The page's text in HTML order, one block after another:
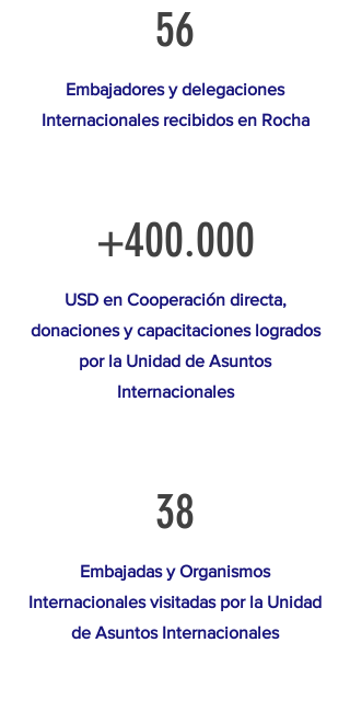
56
Embajadores y delegaciones
Internacionales recibidos en Rocha
+400.000
USD en Cooperación directa,
donaciones y capacitaciones logrados
por la Unidad de Asuntos
Internacionales
38
Embajadas y Organismos
Internacionales visitadas por la Unidad
de Asuntos Internacionales